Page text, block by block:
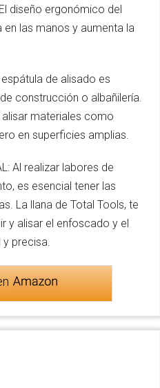
diseño ergonómico del
las manos y aumenta la
espátula de alisado es
construcción o albañilería.
materiales como
en superficies amplias.
Al realizar labores de
es esencial tener las
La llana de Total Tools, te
y alisar el enfoscado y el
precisa.